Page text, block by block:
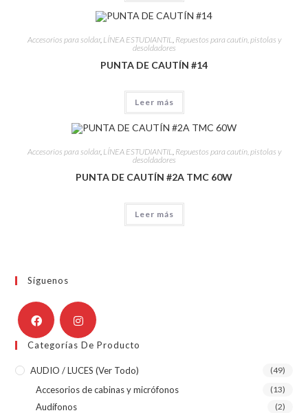
Accesorios para soldar, LÍNEA ESTUDIANTIL, Repuestos para cautín, pistolas y
desoldadores
PUNTA DE CAUTÍN #14
Leer más
Accesorios para soldar, LÍNEA ESTUDIANTIL, Repuestos para cautín, pistolas y
desoldadores
PUNTA DE CAUTÍN #2A TMC 60W
Leer más
Síguenos
Categorías De Producto
AUDIO / LUCES (ver Todo) (49)
Accesorios de cabinas y micrófonos (13)
Audífonos (2)